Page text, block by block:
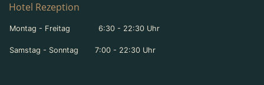
Hotel Rezeption
Montag - Freitag 6:30 - 22:30 Uhr
Samstag - Sonntag 7:00 - 22:30 Uhr